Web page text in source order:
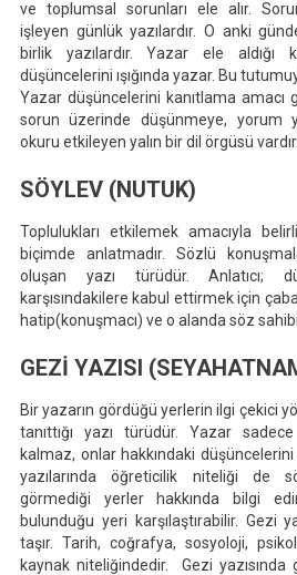
ve toplumsal sorunları ele alır.
işleyen günlük yazılardır. O anki
birlik yazılardır. Yazar ele
düşüncelerini ışığında yazar. Bu
Yazar düşüncelerini kanıtlama amacı
sorun üzerinde düşünmeye, yorum
okuru etkileyen yalın bir dil örgüsü vardır.
SÖYLEV (NUTUK)
Toplulukları etkilemek amacıyla
biçimde anlatmadır. Sözlü
oluşan yazı türüdür. Anlatıcı;
karşısındakilere kabul ettirmek için
hatip(konuşmacı) ve o alanda söz
GEZİ YAZISI
Bir yazarın gördüğü yerlerin ilgi çekici
tanıttığı yazı türüdür. Yazar
kalmaz, onlar hakkındaki
yazılarında öğreticilik niteliği de
görmediği yerler hakkında bilgi
bulunduğu yeri karşılaştırabilir. Gezi
taşır. Tarih, coğrafya, sosyoloji,
kaynak niteliğindedir. Gezi yazısında